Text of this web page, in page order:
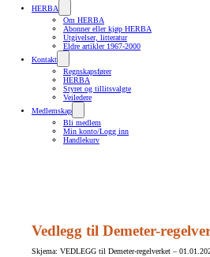
HERBA
Om HERBA
Abonner eller kjøp HERBA
Utgivelser, litteratur
Eldre artikler 1967-2000
Kontakt
Regnskapsfører
HERBA
Styret og tillitsvalgte
Veiledere
Medlemskap
Bli medlem
Min konto/Logg inn
Handlekurv
Vedlegg til Demeter-
Skjema: VEDLEGG til Demeter-regelverket –